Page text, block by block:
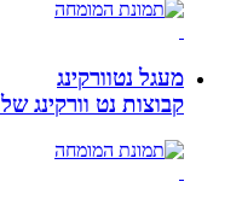
מעגל נטוורקינג
קבוצות נט וורקינג של ביז